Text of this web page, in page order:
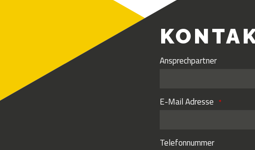
Ansprechpartner
E-Mail Adresse
Telefonnummer